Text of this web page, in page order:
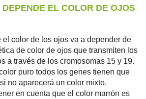
EL COLOR DE OJOS
el color de los ojos va a depender de
de color de ojos que transmiten los
a través de los cromosomas 15 y 19.
puro todos los genes tienen que
no aparecerá un color mixto.
en cuenta que el color marrón es